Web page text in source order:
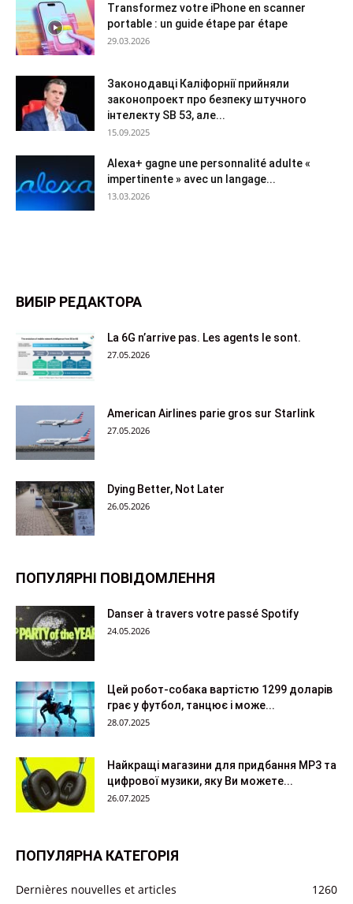
Transformez votre iPhone en scanner
portable : un guide étape par étape
29.03.2026
Законодавці Каліфорнії прийняли
законопроект про безпеку штучного
інтелекту SB 53, але...
15.09.2025
Alexa+ gagne une personnalité adulte «
impertinente » avec un langage...
13.03.2026
ВИБІР РЕДАКТОРА
La 6G n’arrive pas. Les agents le sont.
27.05.2026
American Airlines parie gros sur Starlink
27.05.2026
Dying Better, Not Later
26.05.2026
ПОПУЛЯРНІ ПОВІДОМЛЕННЯ
Danser à travers votre passé Spotify
24.05.2026
Цей робот-собака вартістю 1299 доларів
грає у футбол, танцює і може...
28.07.2025
Найкращі магазини для придбання MP3 та
цифрової музики, яку Ви можете...
26.07.2025
ПОПУЛЯРНА КАТЕГОРІЯ
Dernières nouvelles et articles 1260